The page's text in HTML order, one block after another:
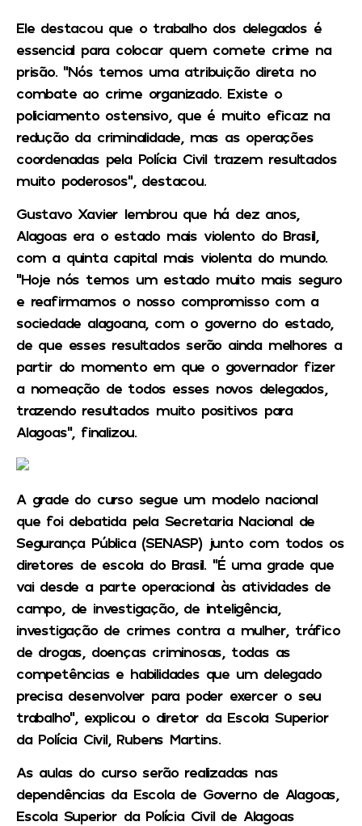
Ele destacou que o trabalho dos delegados é
essencial para colocar quem comete crime na
prisão. “Nós temos uma atribuição direta no
combate ao crime organizado. Existe o
policiamento ostensivo, que é muito eficaz na
redução da criminalidade, mas as operações
coordenadas pela Polícia Civil trazem resultados
muito poderosos”, destacou.
Gustavo Xavier lembrou que há dez anos,
Alagoas era o estado mais violento do Brasil,
com a quinta capital mais violenta do mundo.
“Hoje nós temos um estado muito mais seguro
e reafirmamos o nosso compromisso com a
sociedade alagoana, com o governo do estado,
de que esses resultados serão ainda melhores a
partir do momento em que o governador fizer
a nomeação de todos esses novos delegados,
trazendo resultados muito positivos para
Alagoas”, finalizou.
A grade do curso segue um modelo nacional
que foi debatida pela Secretaria Nacional de
Segurança Pública (SENASP) junto com todos os
diretores de escola do Brasil. “É uma grade que
vai desde a parte operacional às atividades de
campo, de investigação, de inteligência,
investigação de crimes contra a mulher, tráfico
de drogas, doenças criminosas, todas as
competências e habilidades que um delegado
precisa desenvolver para poder exercer o seu
trabalho”, explicou o diretor da Escola Superior
da Polícia Civil, Rubens Martins.
As aulas do curso serão realizadas nas
dependências da Escola de Governo de Alagoas,
Escola Superior da Polícia Civil de Alagoas